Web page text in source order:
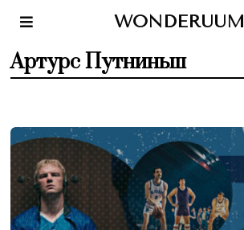
WONDERUUM
Артурс Путниньш